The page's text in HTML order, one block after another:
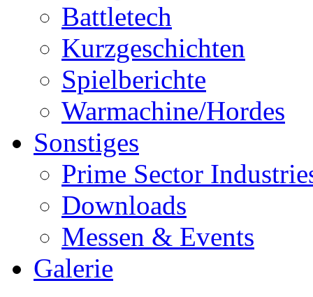
Battletech
Kurzgeschichten
Spielberichte
Warmachine/Hordes
Sonstiges
Prime Sector
Downloads
Messen & Events
Galerie